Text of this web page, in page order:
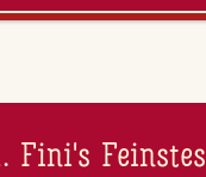
Fini's Feinstes